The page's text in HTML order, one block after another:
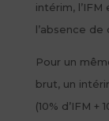
intérim,
l’absence
Pour un
brut, un
(10% d’IFM +